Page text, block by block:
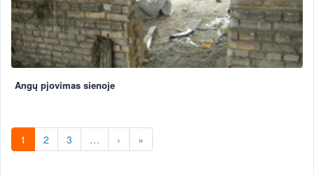
Angų pjovimas sienoje
1 2 3 … › »